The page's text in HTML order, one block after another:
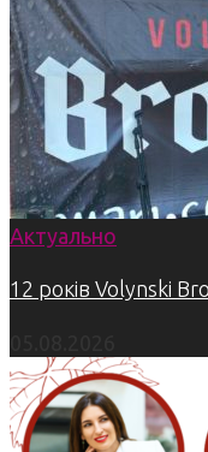
Актуально
12 років Volynski